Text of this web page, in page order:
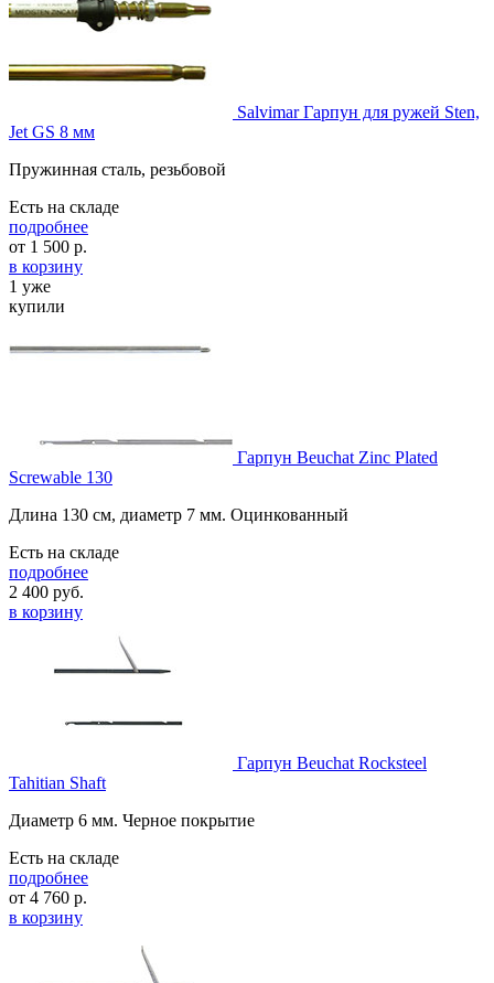
Salvimar Гарпун для ружей Sten,
Jet GS 8 мм
Пружинная сталь, резьбовой
Есть на складе
подробнее
от 1 500 р.
в корзину
1 уже
купили
Гарпун Beuchat Zinc Plated
Screwable 130
Длина 130 см, диаметр 7 мм. Оцинкованный
Есть на складе
подробнее
2 400 руб.
в корзину
Гарпун Beuchat Rocksteel
Tahitian Shaft
Диаметр 6 мм. Черное покрытие
Есть на складе
подробнее
от 4 760 р.
в корзину